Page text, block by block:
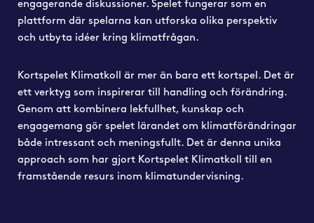
engagerande diskussioner. Spelet fungerar som en
plattform där spelarna kan utforska olika perspektiv
och utbyta idéer kring klimatfrågan.
Kortspelet Klimatkoll är mer än bara ett kortspel. Det är
ett verktyg som inspirerar till handling och förändring.
Genom att kombinera lekfullhet, kunskap och
engagemang gör spelet lärandet om klimatförändringar
både intressant och meningsfullt. Det är denna unika
approach som har gjort Kortspelet Klimatkoll till en
framstående resurs inom klimatundervisning.